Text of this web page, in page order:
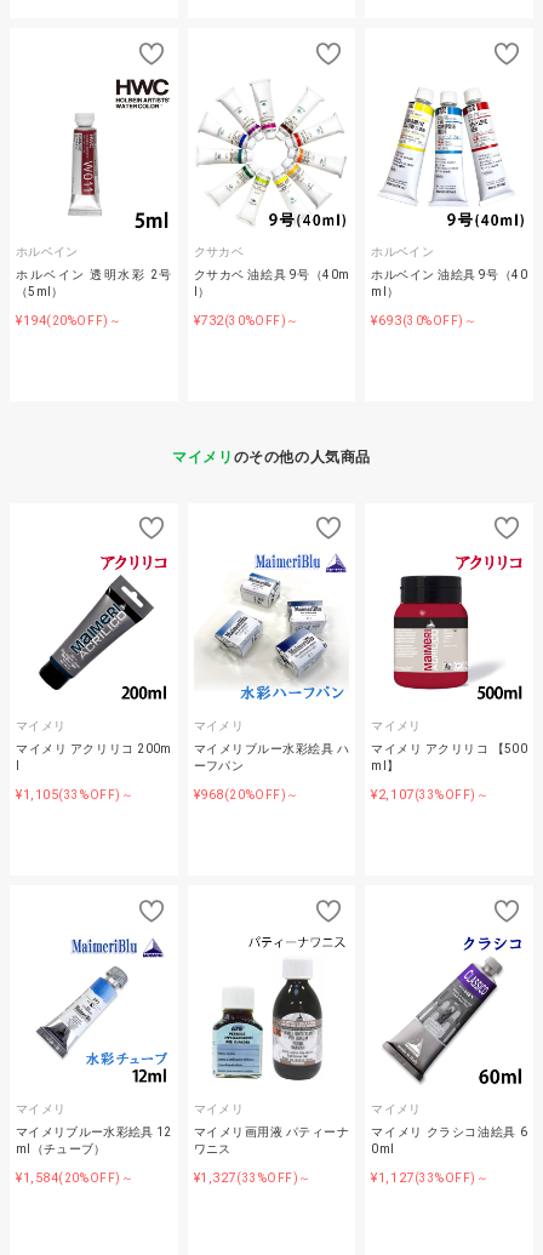
ホルベイン
ホルベイン 透明水彩 2号
（5ml）
¥194(20%OFF)～
クサカベ
クサカベ 油絵具 9号（40m
l）
¥732(30%OFF)～
ホルベイン
ホルベイン 油絵具 9号（40
ml）
¥693(30%OFF)～
マイメリ のその他の人気商品
マイメリ
マイメリ アクリリコ 200m
¥1,105(33%OFF)～
マイメリ
マイメリブルー水彩絵具 ハ
ーフパン
¥968(20%OFF)～
マイメリ
マイメリ アクリリコ 【500
ml】
¥2,107(33%OFF)～
マイメリ
マイメリブルー水彩絵具 12
ml（チューブ）
¥1,584(20%OFF)～
マイメリ
マイメリ画用液 パティーナ
ワニス
¥1,327(33%OFF)～
マイメリ
マイメリ クラシコ油絵具 6
0ml
¥1,127(33%OFF)～